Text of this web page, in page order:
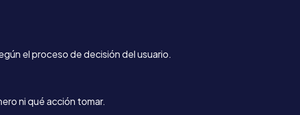
el proceso de decisión del usuario.
ni qué acción tomar.